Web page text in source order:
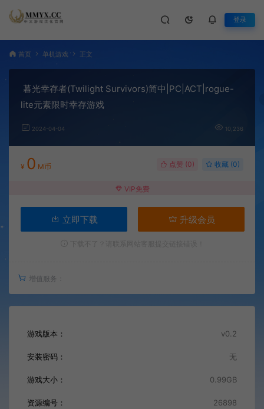
登录
首页 单机游戏 正文
暮光幸存者(Twilight Survivors)简中|PC|ACT|rogue-
lite元素限时幸存游戏
2024-04-04 10,236
¥ 0 M币 点赞 (0) 收藏 (0)
VIP免费
立即下载 升级会员
增值服务：
游戏版本： v0.2
安装密码： 无
游戏大小： 0.99GB
资源编号： 26898